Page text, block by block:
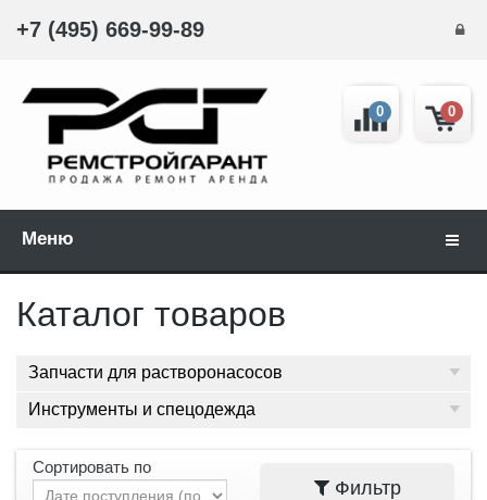
+7 (495) 669-99-89
0
0
Меню
Каталог товаров
Запчасти для растворонасосов
Инструменты и спецодежда
Сортировать по
Фильтр